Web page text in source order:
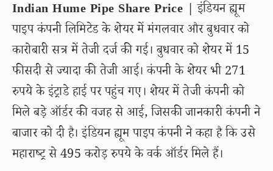
Indian Hume Pipe Share Price | इंडियन ह्यूम
पाइप कंपनी लिमिटेड के शेयर में मंगलवार और बुधवार को
कारोबारी सत्र में तेजी दर्ज की गई। बुधवार को शेयर में 15
फीसदी से ज्यादा की तेजी आई। कंपनी के शेयर भी 271
रुपये के इंट्राडे हाई पर पहुंच गए। शेयर में तेजी कंपनी को
मिले बड़े ऑर्डर की वजह से आई, जिसकी जानकारी कंपनी ने
बाजार को दी है। इंडियन ह्यूम पाइप कंपनी ने कहा है कि उसे
महाराष्ट्र से 495 करोड़ रुपये के वर्क ऑर्डर मिले हैं।